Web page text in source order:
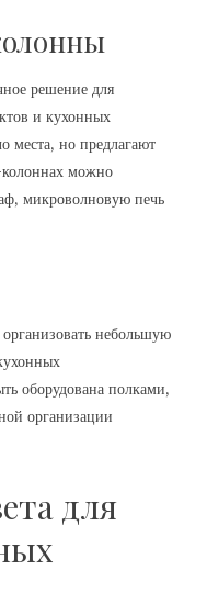
решение для
и кухонных
места, но предлагают
можно
микроволновую печь
небольшую
оборудована полками,
организации
для